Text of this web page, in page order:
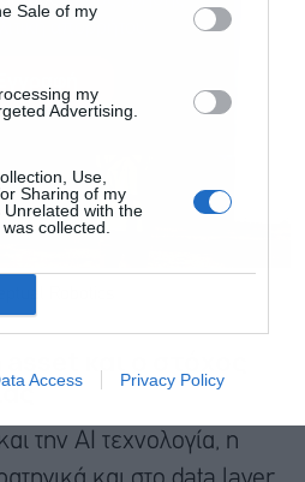
Sale of my
my
Advertising.
Use,
Sharing of my
with the
collected.
Access Privacy Policy
Robotics
και ο στόχος
την AI τεχνολογία, η
τους